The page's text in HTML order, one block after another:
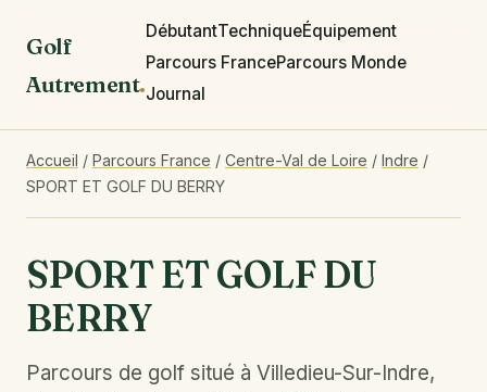
Golf
Autrement.
DébutantTechniqueÉquipement
Parcours FranceParcours Monde
Journal
Accueil / Parcours France / Centre-Val de Loire / Indre /
SPORT ET GOLF DU BERRY
SPORT ET GOLF DU
BERRY
Parcours de golf situé à Villedieu-Sur-Indre,